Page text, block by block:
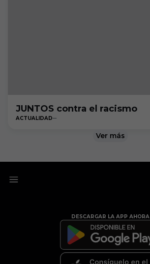
JUNTOS contra el racismo
ACTUALIDAD
Ver más
DESCARGAR LA APP AHORA